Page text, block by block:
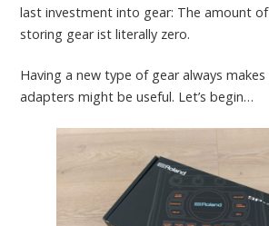
last investment into gear: The amount
storing gear ist literally zero.
Having a new type of gear always
adapters might be useful. Let’s begin…